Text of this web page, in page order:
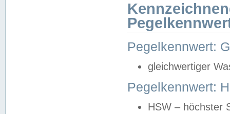
Pegelkennwert:
gleichwertiger
Pegelkennwert:
HSW – höchster